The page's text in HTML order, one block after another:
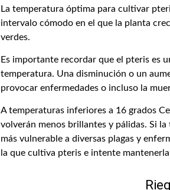
La temperatura óptima para cultivar
intervalo cómodo en el que la planta
verdes.
Es importante recordar que el pteris es
temperatura. Una disminución o un
provocar enfermedades o incluso la
A temperaturas inferiores a 16 grados
volverán menos brillantes y pálidas. Si
más vulnerable a diversas plagas y
la que cultiva pteris e intente